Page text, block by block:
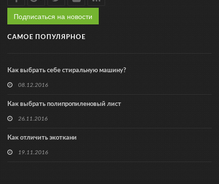
Подписаться на новости
САМОЕ ПОПУЛЯРНОЕ
Как выбрать себе стиральную машину?
08.12.2016
Как выбрать полипропиленовый лист
26.11.2016
Как отличить экоткани
19.11.2016